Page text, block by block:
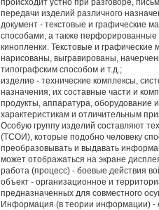
происходит устно при разговоре,
передачи изделий различного
документ - текстовые и графические
способами, а также
кинопленки. Текстовые и
нарисованы, выгравированы,
типографским способом и т.д.;
изделие - технические комплексы,
назначения, их составные части и
продукты, аппаратура, оборудование
характеристикам и отличительным
Особую группу изделий составляют
(ТСОИ), которые подобно человеку
преобразовывать и выдавать
может отображаться на экране
работа (процесс) - боевые действия
объект - организационное и
предназначенных для совместного
Информация (в теории информации) -